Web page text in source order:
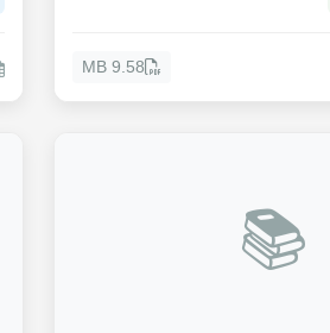
9.58 MB
📚